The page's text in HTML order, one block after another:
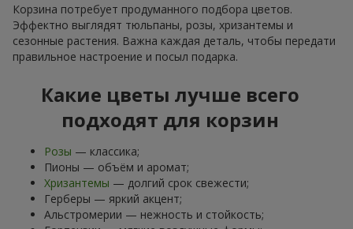
Корзина потребует продуманного подбора цветов.
Эффектно выглядят тюльпаны, розы, хризантемы и
сезонные растения. Важна каждая деталь, чтобы передати
правильное настроение и посыл подарка.
Какие цветы лучше всего
подходят для корзин
Розы — классика;
Пионы — объём и аромат;
Хризантемы — долгий срок свежести;
Герберы — яркий акцент;
Альстромерии — нежность и стойкость;